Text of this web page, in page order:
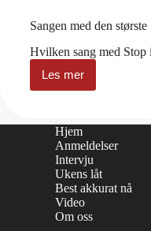
Sangen med den
Hvilken sang med
Les mer
Sangen
med
Stop-
effekten
Hjem
Anmeldelser
Intervju
Ukens låt
Best akkurat nå
Video
Om oss